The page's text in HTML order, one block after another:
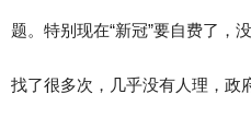
题。特别现在“新冠”要自费了，
找了很多次，几乎没有人理，政